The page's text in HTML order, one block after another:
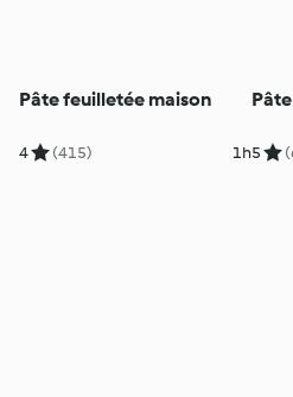
Pâte feuilletée maison
4 (415) 1h5